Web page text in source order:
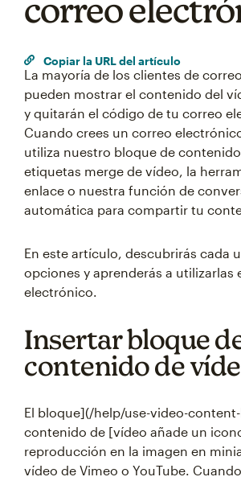
correo
Copiar la URL del artículo
La mayoría de los clientes de
pueden mostrar el contenido del
y quitarán el código de tu correo
Cuando crees un correo
utiliza nuestro bloque de
etiquetas merge de vídeo, la
enlace o nuestra función de
automática para compartir tu
En este artículo, descubrirás cada
opciones y aprenderás a utilizarlas
electrónico.
Insertar bloque
contenido de
El bloque](/help/use-video-
contenido de [vídeo añade un
reproducción en la imagen en
vídeo de Vimeo o YouTube.